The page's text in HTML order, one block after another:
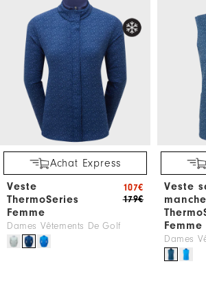
Achat Express
Veste
ThermoSeries
Femme
Dames Vêtements De Golf
179€
107€
Veste
manche
Femme
Dames